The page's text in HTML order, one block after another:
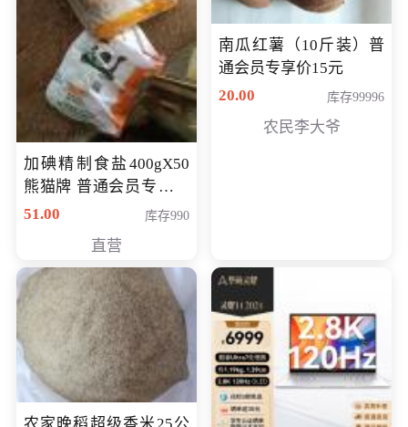
加碘精制食盐400gX50
熊猫牌 普通会员专享价
格50元
51.00 库存990
直营
南瓜红薯（10斤装）普
通会员专享价15元
20.00
库存99996
农民李大爷